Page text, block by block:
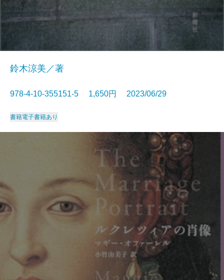
鈴木涼美／著
978-4-10-355151-5 1,650円 2023/06/29
書籍電子書籍あり